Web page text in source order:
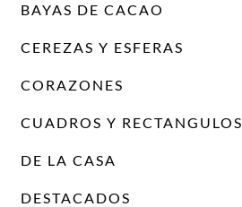
BAYAS DE CACAO
CEREZAS Y ESFERAS
CORAZONES
CUADROS Y RECTANGULOS
DE LA CASA
DESTACADOS